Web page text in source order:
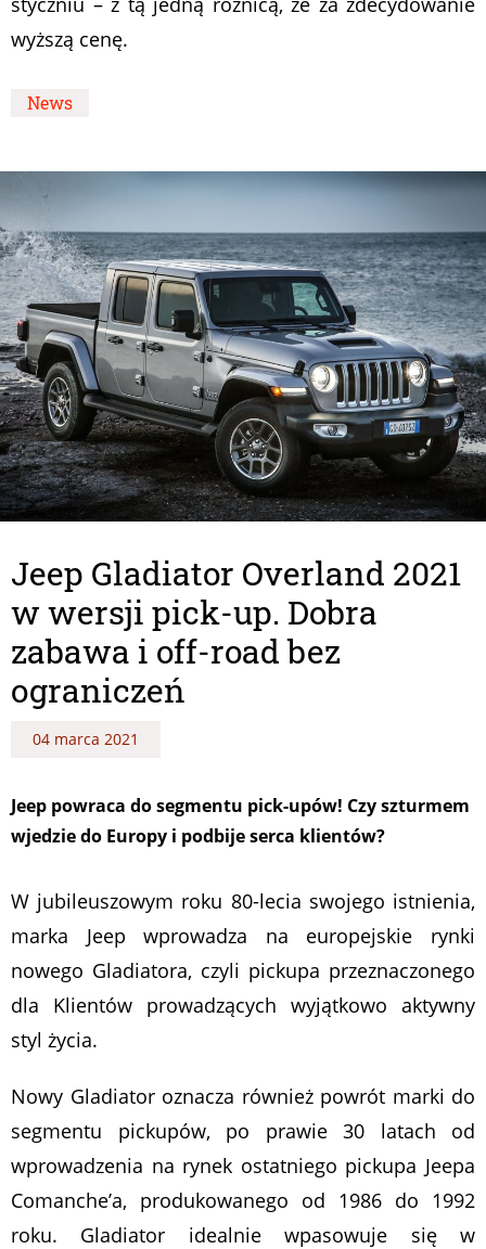
wyższą cenę.
News
Jeep Gladiator Overland 2021
w wersji pick-up. Dobra
zabawa i off-road bez
ograniczeń
04 marca 2021
Jeep powraca do segmentu pick-upów! Czy szturmem
wjedzie do Europy i podbije serca klientów?
W jubileuszowym roku 80-lecia swojego istnienia,
marka Jeep wprowadza na europejskie rynki
nowego Gladiatora, czyli pickupa przeznaczonego
dla Klientów prowadzących wyjątkowo aktywny
styl życia.
Nowy Gladiator oznacza również powrót marki do
segmentu pickupów, po prawie 30 latach od
wprowadzenia na rynek ostatniego pickupa Jeepa
Comanche’a, produkowanego od 1986 do 1992
roku. Gladiator idealnie wpasowuje się w